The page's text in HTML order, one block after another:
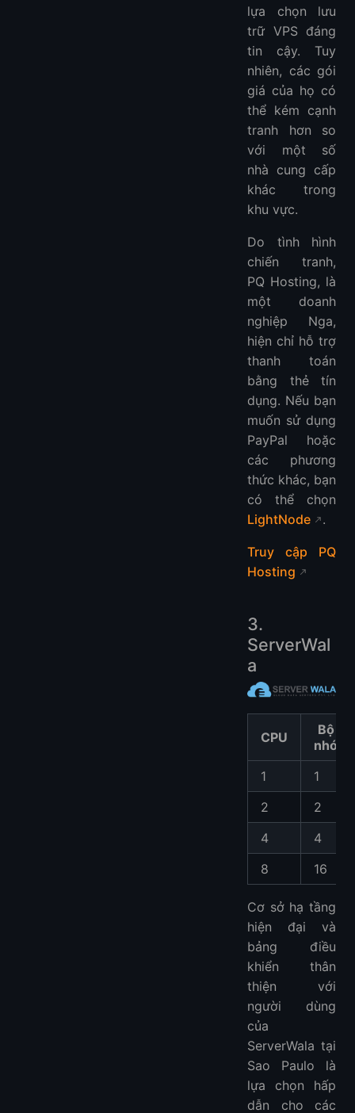
lựa chọn lưu
trữ VPS đáng
tin cậy. Tuy
nhiên, các gói
giá của họ có
thể kém cạnh
tranh hơn so
với một số
nhà cung cấp
khác trong
khu vực.
Do tình hình
chiến tranh,
PQ Hosting, là
một doanh
nghiệp Nga,
hiện chỉ hỗ trợ
thanh toán
bằng thẻ tín
dụng. Nếu bạn
muốn sử dụng
PayPal hoặc
các phương
thức khác, bạn
có thể chọn
LightNode
.
Truy cập PQ
Hosting
3.
ServerWal
a
CPU
Bộ
nhớ
1
1
2
2
4
4
8
16
Cơ sở hạ tầng
hiện đại và
bảng điều
khiển thân
thiện với
người dùng
của
ServerWala tại
Sao Paulo là
lựa chọn hấp
dẫn cho các